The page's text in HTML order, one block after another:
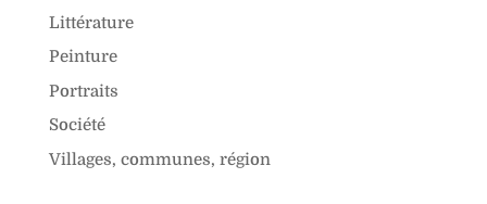
Littérature
Peinture
Portraits
Société
Villages, communes, région